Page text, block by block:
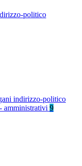
politico
indirizzo-politico
amministrativi 9